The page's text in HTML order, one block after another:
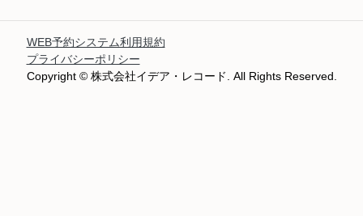
WEB予約システム利用規約
プライバシーポリシー
Copyright © 株式会社イデア・レコード. All Rights Reserved.